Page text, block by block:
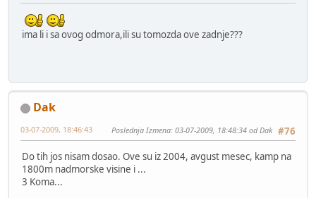
ima li i sa ovog odmora,ili su tomozda ove zadnje???
Dak
#76
03-07-2009, 18:46:43 Poslednja Izmena: 03-07-2009, 18:48:34 od Dak
Do tih jos nisam dosao. Ove su iz 2004, avgust mesec, kamp na
1800m nadmorske visine i ...
3 Koma...